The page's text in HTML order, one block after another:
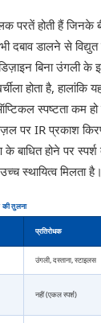
परतें होती हैं जिनके
दबाव डालने से विद्युत
बिना उंगली
होता है,
स्पष्टता कम
पर IR प्रकाश
बाधित होने पर
स्थायित्व मिलता है।
की तुलना
प्रतिरोधक
उंगली, दस्ताना, स्टाइलस
नहीं (एकल स्पर्श)